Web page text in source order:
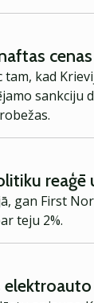
cenas
kad
reaģē
gan First
teju 2%.